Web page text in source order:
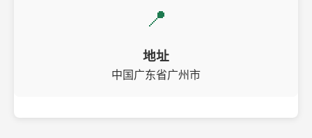
📍
地址
中国广东省广州市